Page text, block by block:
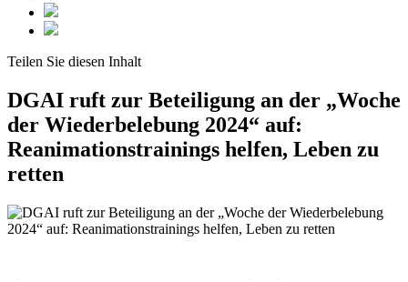
Teilen Sie diesen Inhalt
DGAI ruft zur Beteiligung an der „Woche
der Wiederbelebung 2024“ auf:
Reanimationstrainings helfen, Leben zu
retten